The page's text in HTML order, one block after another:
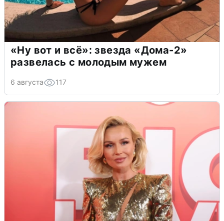
«Ну вот и всё»: звезда «Дома-2»
развелась с молодым мужем
6 августа 117